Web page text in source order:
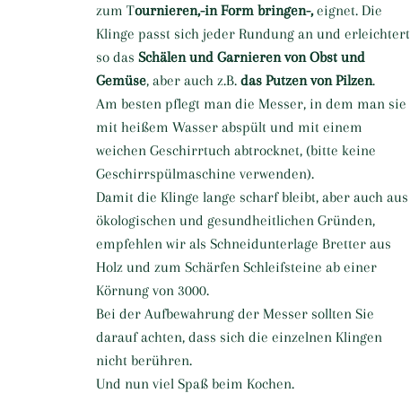
zum Tournieren,-in Form bringen-,eignet. Die
Klinge passt sich jeder Rundung an und erleichtert
so das Schälen und Garnieren von Obst und
Gemüse, aber auch z.B. das Putzen von Pilzen.
Am besten pflegt man die Messer, in dem man sie
mit heißem Wasser abspült und mit einem
weichen Geschirrtuch abtrocknet, (bitte keine
Geschirrspülmaschine verwenden).
Damit die Klinge lange scharf bleibt, aber auch aus
ökologischen und gesundheitlichen Gründen,
empfehlen wir als Schneidunterlage Bretter aus
Holz und zum Schärfen Schleifsteine ab einer
Körnung von 3000.
Bei der Aufbewahrung der Messer sollten Sie
darauf achten, dass sich die einzelnen Klingen
nicht berühren.
Und nun viel Spaß beim Kochen.